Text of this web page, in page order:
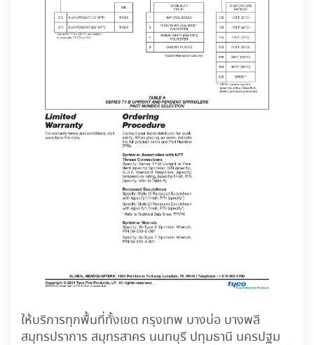
ให้บริการทุกพื้นที่ทั้งเขต กรุงเทพ บางบ่อ บางพลี
สมุทรปราการ สมุทรสาคร นนทบุรี ปทุมธานี นครปฐม